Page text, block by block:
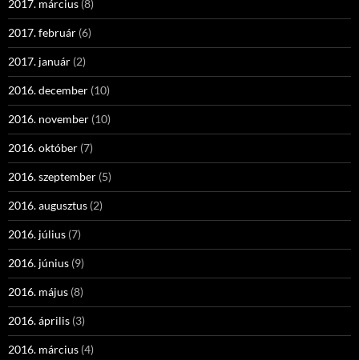
2017. március (8)
2017. február (6)
2017. január (2)
2016. december (10)
2016. november (10)
2016. október (7)
2016. szeptember (5)
2016. augusztus (2)
2016. július (7)
2016. június (9)
2016. május (8)
2016. április (3)
2016. március (4)